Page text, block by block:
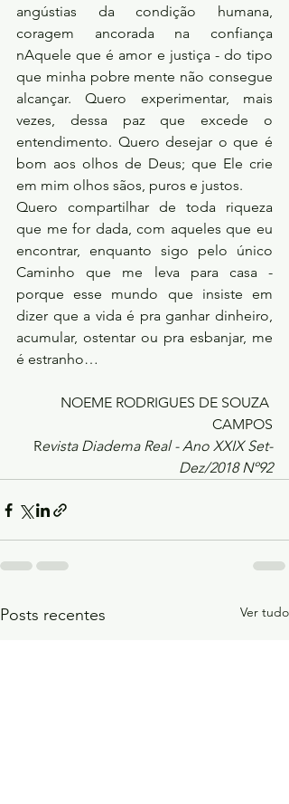
angústias da condição humana,
coragem ancorada na confiança
nAquele que é amor e justiça - do tipo
que minha pobre mente não consegue
alcançar. Quero experimentar, mais
vezes, dessa paz que excede o
entendimento. Quero desejar o que é
bom aos olhos de Deus; que Ele crie
em mim olhos sãos, puros e justos.
Quero compartilhar de toda riqueza
que me for dada, com aqueles que eu
encontrar, enquanto sigo pelo único
Caminho que me leva para casa -
porque esse mundo que insiste em
dizer que a vida é pra ganhar dinheiro,
acumular, ostentar ou pra esbanjar, me
é estranho…
NOEME RODRIGUES DE SOUZA
CAMPOS
Revista Diadema Real - Ano XXIX Set-
Dez/2018 Nº92
Posts recentes Ver tudo